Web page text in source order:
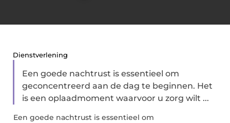
Dienstverlening
Een goede nachtrust is essentieel om
geconcentreerd aan de dag te beginnen. Het
is een oplaadmoment waarvoor u zorg wilt ...
Een goede nachtrust is essentieel om